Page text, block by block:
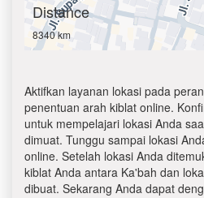
Distance
8340 km
Aktifkan layanan lokasi pada
penentuan arah kiblat online.
untuk mempelajari lokasi Anda
dimuat. Tunggu sampai lokasi
online. Setelah lokasi Anda
kiblat Anda antara Ka'bah dan
dibuat. Sekarang Anda dapat